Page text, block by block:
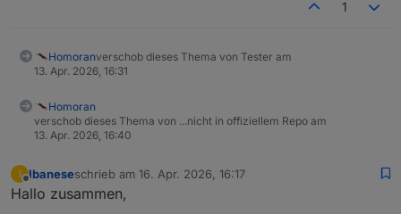
1
Homoranverschob dieses Thema von Tester am
13. Apr. 2026, 16:31
Homoran
verschob dieses Thema von ...nicht in offiziellem Repo am
13. Apr. 2026, 16:40
I
Offline
Ibaneseschrieb am 16. Apr. 2026, 16:17
zuletzt editiert von
Hallo zusammen,